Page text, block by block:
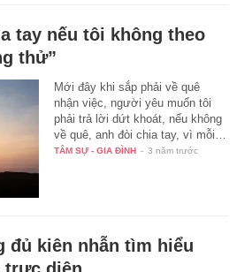
tay nếu tôi không theo
thử”
Mới đây khi sắp phải về quê
nhận việc, người yêu muốn tôi
phải trả lời dứt khoát, nếu không
về quê, anh đòi chia tay, vì mỗi…
TÂM SỰ - GIA ĐÌNH - 3 năm trước
đủ kiên nhẫn tìm hiểu